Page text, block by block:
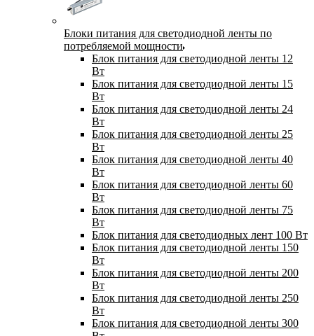
Блоки питания для светодиодной ленты по
потребляемой мощности
Блок питания для светодиодной ленты 12
Вт
Блок питания для светодиодной ленты 15
Вт
Блок питания для светодиодной ленты 24
Вт
Блок питания для светодиодной ленты 25
Вт
Блок питания для светодиодной ленты 40
Вт
Блок питания для светодиодной ленты 60
Вт
Блок питания для светодиодной ленты 75
Вт
Блок питания для светодиодных лент 100 Вт
Блок питания для светодиодной ленты 150
Вт
Блок питания для светодиодной ленты 200
Вт
Блок питания для светодиодной ленты 250
Вт
Блок питания для светодиодной ленты 300